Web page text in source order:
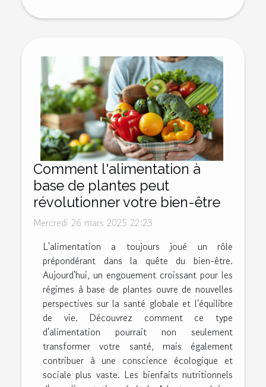
Comment l'alimentation à
base de plantes peut
révolutionner votre bien-être
Mercredi 26 mars 2025 22:23
L'alimentation a toujours joué un rôle
prépondérant dans la quête du bien-être.
Aujourd'hui, un engouement croissant pour les
régimes à base de plantes ouvre de nouvelles
perspectives sur la santé globale et l'équilibre
de vie. Découvrez comment ce type
d'alimentation pourrait non seulement
transformer votre santé, mais également
contribuer à une conscience écologique et
sociale plus vaste. Les bienfaits nutritionnels